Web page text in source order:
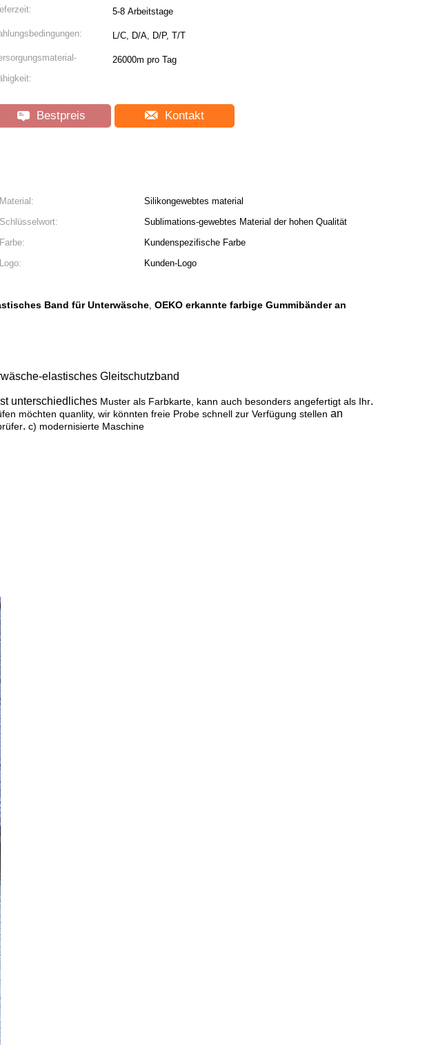
5-8 Arbeitstage
L/C, D/A, D/P, T/T
26000m pro Tag
Bestpreis Kontakt
Material:
Silikongewebtes material
Schlüsselwort:
Sublimations-gewebtes Material der hohen Qualität
Farbe:
Kundenspezifische Farbe
Logo:
Kunden-Logo
Band für Unterwäsche, OEKO erkannte farbige Gummibänder an
elastisches Gleitschutzband
unterschiedliches Muster als Farbkarte, kann auch besonders angefertigt als Ihr.
möchten quanlity, wir könnten freie Probe schnell zur Verfügung stellen an
. c) modernisierte Maschine